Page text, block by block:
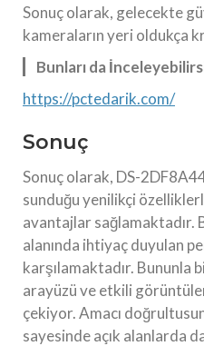
Sonuç olarak, gelecekte
kameraların yeri oldukça
Bunları da
https://pctedarik.com/
Sonuç
Sonuç olarak, DS-
sunduğu yenilikçi
avantajlar sağlamaktadır.
alanında ihtiyaç duyulan
karşılamaktadır. Bununla
arayüzü ve etkili
çekiyor. Amacı
sayesinde açık alanlarda